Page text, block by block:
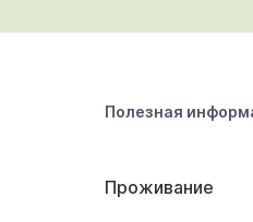
Полезная
Проживание